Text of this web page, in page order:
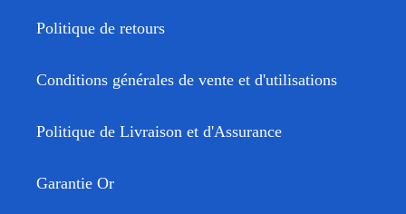
Politique de retours
Conditions générales de vente et d'utilisations
Politique de Livraison et d'Assurance
Garantie Or